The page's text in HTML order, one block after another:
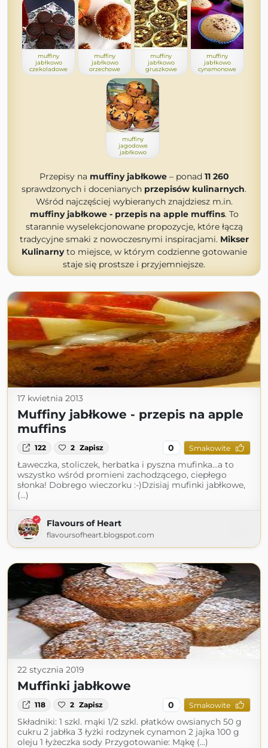
muffiny
jabłkowo
czekoladowe
muffiny
jabłkowo
orzechowe
muffiny
jabłkowo
gruszkowe
muffiny
jabłkowo
cynamonowe
muffiny
jagodowe
jabłkowo
Przepisy na muffiny jabłkowe– ponad 11 260
sprawdzonych i docenianych przepisów kulinarnych.
Wśród najczęściej wybieranych znajdziesz m.in.
muffiny jabłkowe - przepis na apple muffins. To
starannie wyselekcjonowane propozycje, które łączą
tradycyjne smaki z nowoczesnymi inspiracjami. Mikser
Kulinarnyto miejsce, w którym codzienne gotowanie
staje się prostsze i przyjemniejsze.
17 kwietnia 2013
Muffiny jabłkowe - przepis na apple
muffins
122 2 Zapisz 0 Smakowite
Ławeczka, stoliczek, herbatka i pyszna mufinka...a to
wszystko wśród promieni zachodzącego, ciepłego
słonka! Dobrego wieczorku :-)Dzisiaj mufinki jabłkowe,
(...)
Flavours of Heart
flavoursofheart.blogspot.com
22 stycznia 2019
Muffinki jabłkowe
118 2 Zapisz 0 Smakowite
Składniki: 1 szkl. mąki 1/2 szkl. płatków owsianych 50 g
cukru 2 jabłka 3 łyżki rodzynek cynamon 2 jajka 100 g
oleju 1 łyżeczka sody Przygotowanie: Mąkę (...)